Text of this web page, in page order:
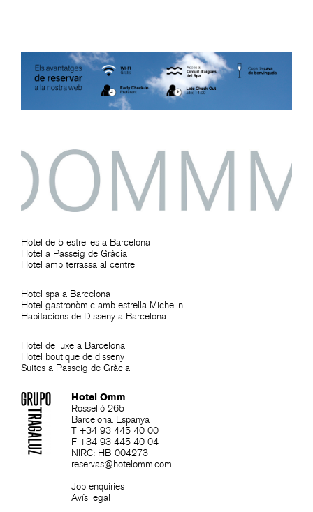
Hotel de 5 estrelles a Barcelona
Hotel a Passeig de Gràcia
Hotel amb terrassa al centre
Hotel spa a Barcelona
Hotel gastronòmic amb estrella Michelin
Habitacions de Disseny a Barcelona
Hotel de luxe a Barcelona
Hotel boutique de disseny
Suites a Passeig de Gràcia
Hotel Omm
Rosselló 265
Barcelona. Espanya
T +34 93 445 40 00
F +34 93 445 40 04
NIRC: HB-004273
reservas@hotelomm.com
Job enquiries
Avís legal